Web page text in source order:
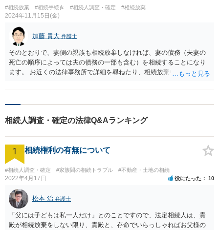
#相続放棄 #相続手続き #相続人調査・確定 #相続放棄
2024年11月15日(金)
加藤 貴大 弁護士
そのとおりで、妻側の親族も相続放棄しなければ、妻の債務（夫妻の
死亡の順序によっては夫の債務の一部も含む）を相続することになり
ます。 お近くの法律事務所で詳細を尋ねたり、相続放棄申述手続を依
相続人調査・確定の法律Q&Aランキング
1 相続権利の有無について
#相続人調査・確定 #家族間の相続トラブル #不動産・土地の相続
2022年4月17日 役にたった 10
松本 治 弁護士
「父には子どもは私一人だけ」とのことですので、法定相続人は、貴
殿が相続放棄をしない限り、貴殿と、存命でいらっしゃればお父様の